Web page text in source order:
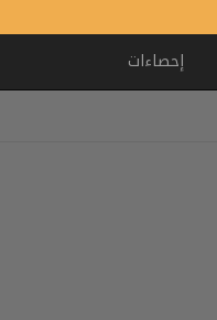
إحصاءات